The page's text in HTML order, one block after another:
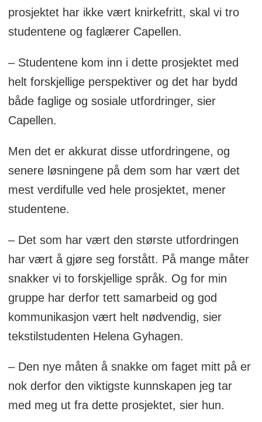
prosjektet har ikke vært knirkefritt, skal vi tro
studentene og faglærer Capellen.
– Studentene kom inn i dette prosjektet med
helt forskjellige perspektiver og det har bydd
både faglige og sosiale utfordringer, sier
Capellen.
Men det er akkurat disse utfordringene, og
senere løsningene på dem som har vært det
mest verdifulle ved hele prosjektet, mener
studentene.
– Det som har vært den største utfordringen
har vært å gjøre seg forstått. På mange måter
snakker vi to forskjellige språk. Og for min
gruppe har derfor tett samarbeid og god
kommunikasjon vært helt nødvendig, sier
tekstilstudenten Helena Gyhagen.
– Den nye måten å snakke om faget mitt på er
nok derfor den viktigste kunnskapen jeg tar
med meg ut fra dette prosjektet, sier hun.